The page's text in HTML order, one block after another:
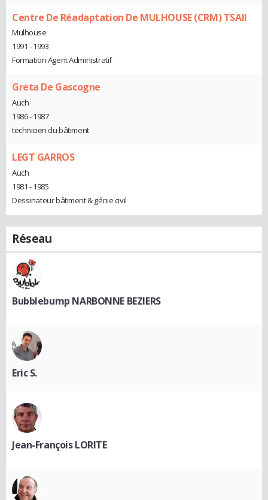
Centre De Réadaptation De MULHOUSE (CRM) TSAII
Mulhouse
1991 - 1993
Formation Agent Administratif
Greta De Gascogne
Auch
1986 - 1987
technicien du bâtiment
LEGT GARROS
Auch
1981 - 1985
Dessinateur bâtiment & génie civil
Réseau
Bubblebump NARBONNE BEZIERS
Eric S.
Jean-François LORITE